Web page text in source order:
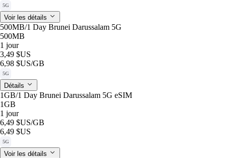
5G
Voir les détails
500MB/1 Day Brunei Darussalam 5G
500MB
1 jour
3,49 $US
6,98 $US/GB
5G
Détails
1GB/1 Day Brunei Darussalam 5G eSIM
1GB
1 jour
6,49 $US/GB
6,49 $US
5G
Voir les détails